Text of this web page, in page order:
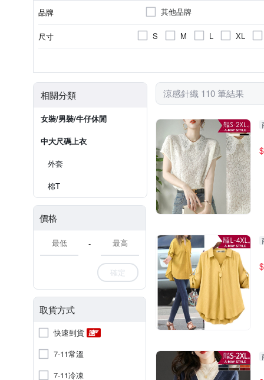
品牌 其他品牌
尺寸 S M L XL
相關分類
女裝/男裝/牛仔休閒
中大尺碼上衣
外套
棉T
價格
-
確定
取貨方式
快速到貨
7-11常溫
7-11冷凍
涼感針織 110 筆結果
$
$